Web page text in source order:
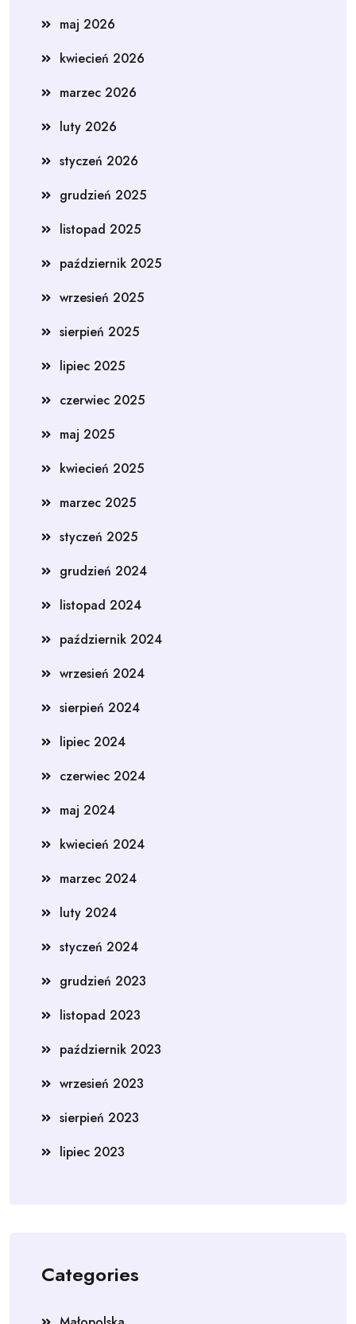
maj 2026
kwiecień 2026
marzec 2026
luty 2026
styczeń 2026
grudzień 2025
listopad 2025
październik 2025
wrzesień 2025
sierpień 2025
lipiec 2025
czerwiec 2025
maj 2025
kwiecień 2025
marzec 2025
styczeń 2025
grudzień 2024
listopad 2024
październik 2024
wrzesień 2024
sierpień 2024
lipiec 2024
czerwiec 2024
maj 2024
kwiecień 2024
marzec 2024
luty 2024
styczeń 2024
grudzień 2023
listopad 2023
październik 2023
wrzesień 2023
sierpień 2023
lipiec 2023
Categories